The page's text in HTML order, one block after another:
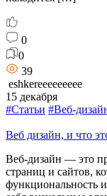
0
0
39
eshkereeeeeeeee
15 декабря
#Статьи #Веб-
Веб дизайн, и что
Веб-дизайн — это
страниц и сайтов,
функциональность